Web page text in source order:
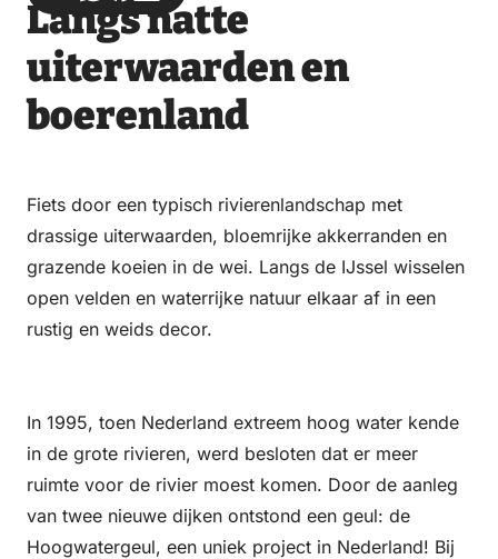
via
Email
via on on
Langs natte
uiterwaarden en
boerenland
Fiets door een typisch rivierenlandschap met
drassige uiterwaarden, bloemrijke akkerranden en
grazende koeien in de wei. Langs de IJssel wisselen
open velden en waterrijke natuur elkaar af in een
rustig en weids decor.
In 1995, toen Nederland extreem hoog water kende
in de grote rivieren, werd besloten dat er meer
ruimte voor de rivier moest komen. Door de aanleg
van twee nieuwe dijken ontstond een geul: de
Hoogwatergeul, een uniek project in Nederland! Bij